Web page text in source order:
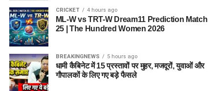
जेल नहीं, रेजिडेंशियल कॉम्प्लेक्स जैसा
CRICKET 4 hours ago
ML-W vs TRT-W Dream11 Prediction Match
25 | The Hundred Women 2026
BREAKINGNEWS 5 hours ago
धामी कैबिनेट में 15 प्रस्तावों पर मुहर, मजदूरों, युवाओं और
गौपालकों के लिए गए बड़े फैसले